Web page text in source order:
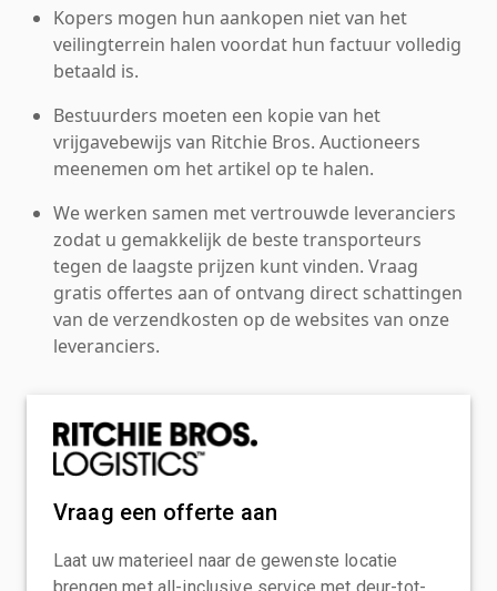
Kopers mogen hun aankopen niet van het
veilingterrein halen voordat hun factuur volledig
betaald is.
Bestuurders moeten een kopie van het
vrijgavebewijs van Ritchie Bros. Auctioneers
meenemen om het artikel op te halen.
We werken samen met vertrouwde leveranciers
zodat u gemakkelijk de beste transporteurs
tegen de laagste prijzen kunt vinden. Vraag
gratis offertes aan of ontvang direct schattingen
van de verzendkosten op de websites van onze
leveranciers.
Vraag een offerte aan
Laat uw materieel naar de gewenste locatie